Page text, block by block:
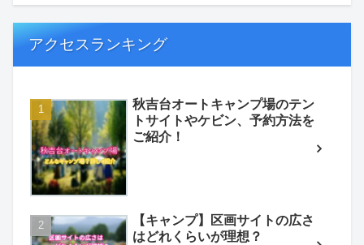
アクセスランキング
秋吉台オートキャンプ場のテン
トサイトやケビン、予約方法を
ご紹介！
【キャンプ】区画サイトの広さ
はどれくらいが理想？